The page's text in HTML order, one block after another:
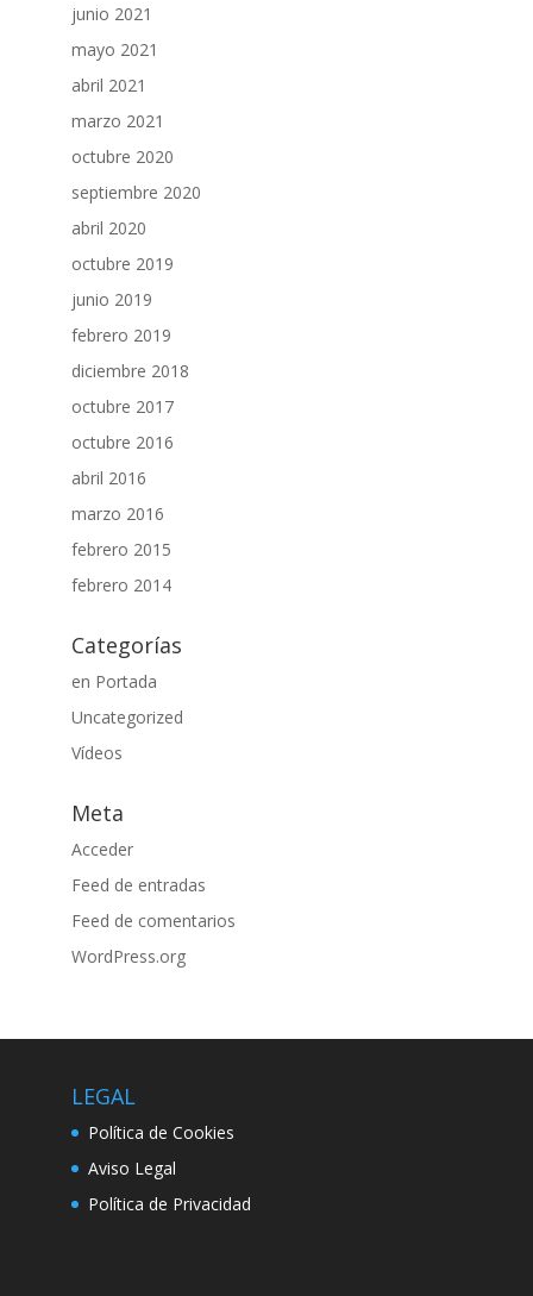
junio 2021
mayo 2021
abril 2021
marzo 2021
octubre 2020
septiembre 2020
abril 2020
octubre 2019
junio 2019
febrero 2019
diciembre 2018
octubre 2017
octubre 2016
abril 2016
marzo 2016
febrero 2015
febrero 2014
Categorías
en Portada
Uncategorized
Vídeos
Meta
Acceder
Feed de entradas
Feed de comentarios
WordPress.org
LEGAL
Política de Cookies
Aviso Legal
Política de Privacidad